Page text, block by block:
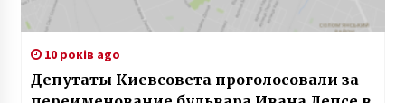
10 років ago
Депутаты Киевсовета проголосовали за